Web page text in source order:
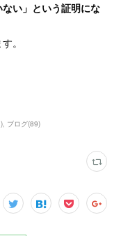
い」という証明にな
。
) ブログ(89)